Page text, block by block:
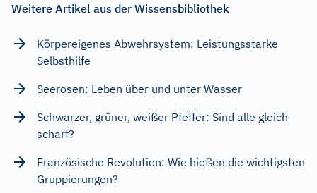
Weitere Artikel aus der Wissensbibliothek
Körpereigenes Abwehrsystem: Leistungsstarke
Selbsthilfe
Seerosen: Leben über und unter Wasser
Schwarzer, grüner, weißer Pfeffer: Sind alle gleich
scharf?
Französische Revolution: Wie hießen die wichtigsten
Gruppierungen?